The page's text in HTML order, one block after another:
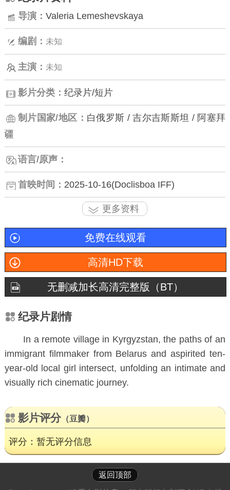
导演： Valeria Lemeshevskaya
编剧： 未知
主演： 未知
影片分类： 纪录片/短片
制片国家/地区： 白俄罗斯 / 吉尔吉斯斯坦 / 阿塞拜
疆
语言/原声：
首映时间： 2025-10-16(Doclisboa IFF)
更多资料
免费在线观看
高清HD下载
无删减加长高清完整版（BT）
纪录片剧情
In a remote village in Kyrgyzstan, the paths of an
immigrant filmmaker from Belarus and aspirited ten-
year-old local girl intersect, unfolding an intimate and
visually rich cinematic journey.
影片评分（豆瓣）
评分：暂无评分信息
返回顶部